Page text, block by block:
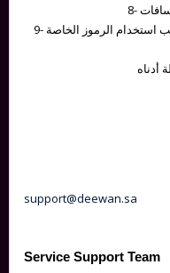
support@deewan.sa
Service Support Team